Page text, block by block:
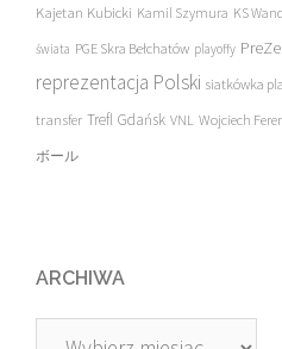
Kajetan Kubicki Kamil Szymura KS
świata PGE Skra Bełchatów playoffy
reprezentacja Polski siatkówka
transfer Trefl Gdańsk VNL Wojciech
ボール
ARCHIWA
Archiwa